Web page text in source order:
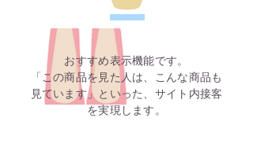
おすすめ表示機能です。
「この商品を見た人は、こんな商品も
見ています」といった、サイト内接客
を実現します。